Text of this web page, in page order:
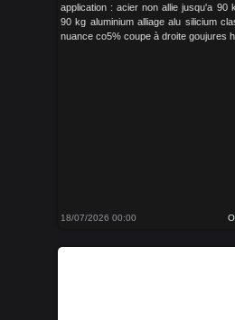
application : acier non allie jusqu'a 90
90 kg aluminium alliage alu silicium
nuance co5% coupe à droite goujures
18/07/2026 00:00